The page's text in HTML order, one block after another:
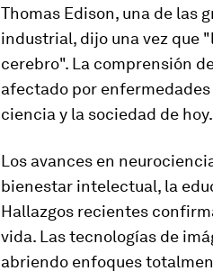
Thomas Edison, una de las
industrial, dijo una vez que
cerebro". La comprensión
afectado por
ciencia y la sociedad de hoy.
Los avances en
bienestar intelectual, la
Hallazgos recientes
vida. Las tecnologías de
abriendo enfoques